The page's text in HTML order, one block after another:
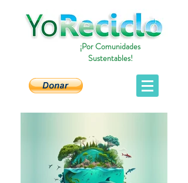
¡Por Comunidades
Sustentables!